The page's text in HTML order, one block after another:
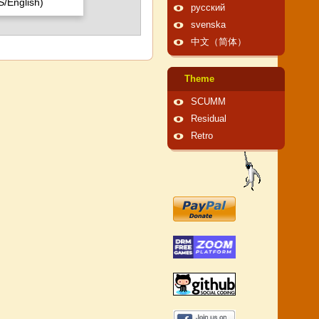
русский
svenska
中文（简体）
Theme
SCUMM
Residual
Retro